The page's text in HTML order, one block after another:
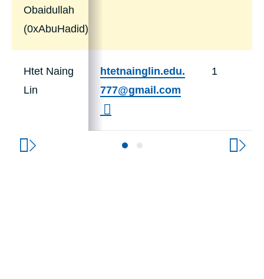
Obaidullah
(0xAbuHadid)
Htet Naing
Lin
htetnainglin.edu.
777@gmail.com
1